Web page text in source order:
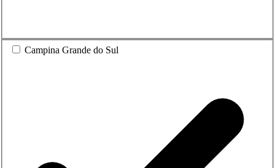
Campina Grande do Sul